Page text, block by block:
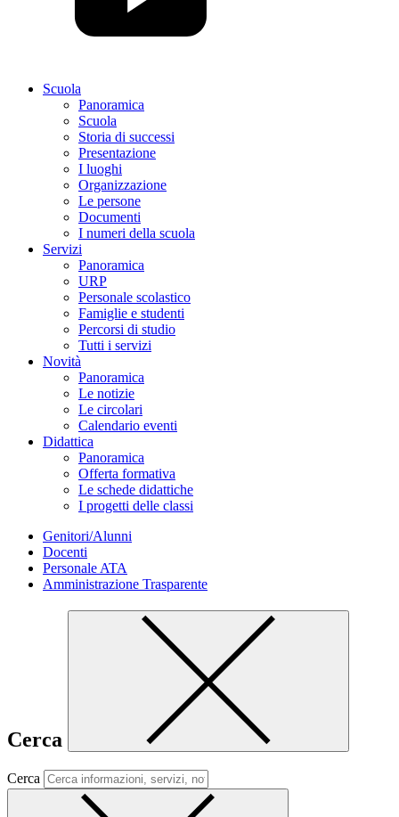
Scuola
Panoramica
Scuola
Storia di successi
Presentazione
I luoghi
Organizzazione
Le persone
Documenti
I numeri della scuola
Servizi
Panoramica
URP
Personale scolastico
Famiglie e studenti
Percorsi di studio
Tutti i servizi
Novità
Panoramica
Le notizie
Le circolari
Calendario eventi
Didattica
Panoramica
Offerta formativa
Le schede didattiche
I progetti delle classi
Genitori/Alunni
Docenti
Personale ATA
Amministrazione Trasparente
Cerca
Cerca